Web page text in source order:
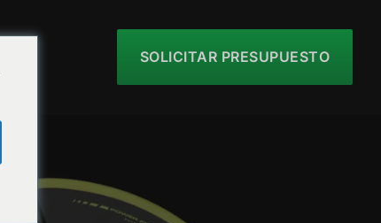
SOLICITAR PRESUPUESTO